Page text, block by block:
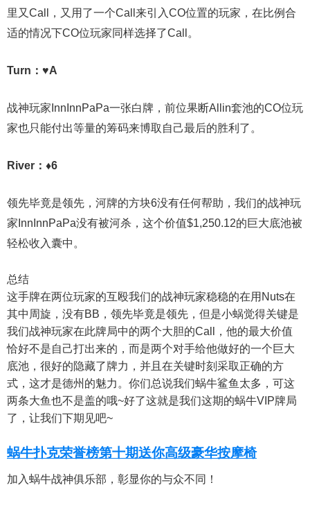
里又Call，又用了一个Call来引入CO位置的玩家，在比例合
适的情况下CO位玩家同样选择了Call。
Turn：♥A
战神玩家InnInnPaPa一张白牌，前位果断Allin套池的CO位玩
家也只能付出等量的筹码来博取自己最后的胜利了。
River：♦6
领先毕竟是领先，河牌的方块6没有任何帮助，我们的战神玩
家InnInnPaPa没有被河杀，这个价值$1,250.12的巨大底池被
轻松收入囊中。
总结
这手牌在两位玩家的互殴我们的战神玩家稳稳的在用Nuts在
其中周旋，没有BB，领先毕竟是领先，但是小蜗觉得关键是
我们战神玩家在此牌局中的两个大胆的Call，他的最大价值
恰好不是自己打出来的，而是两个对手给他做好的一个巨大
底池，很好的隐藏了牌力，并且在关键时刻采取正确的方
式，这才是德州的魅力。你们总说我们蜗牛鲨鱼太多，可这
两条大鱼也不是盖的哦~好了这就是我们这期的蜗牛VIP牌局
了，让我们下期见吧~
蜗牛扑克荣誉榜第十期送你高级豪华按摩椅
加入蜗牛战神俱乐部，彰显你的与众不同！